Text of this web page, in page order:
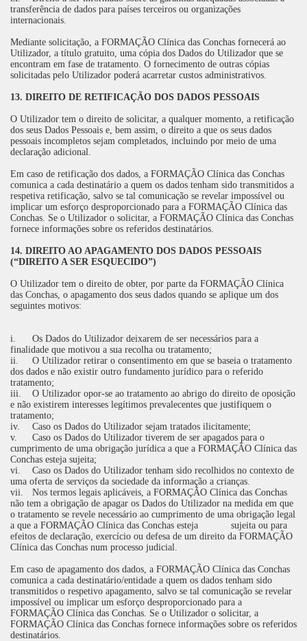
transferência de dados para países terceiros ou organizações
internacionais.
Mediante solicitação, a FORMAÇÃO Clínica das Conchas fornecerá ao
Utilizador, a título gratuito, uma cópia dos Dados do Utilizador que se
encontram em fase de tratamento. O fornecimento de outras cópias
solicitadas pelo Utilizador poderá acarretar custos administrativos.
13. DIREITO DE RETIFICAÇÃO DOS DADOS PESSOAIS
O Utilizador tem o direito de solicitar, a qualquer momento, a retificação
dos seus Dados Pessoais e, bem assim, o direito a que os seus dados
pessoais incompletos sejam completados, incluindo por meio de uma
declaração adicional.
Em caso de retificação dos dados, a FORMAÇÃO Clínica das Conchas
comunica a cada destinatário a quem os dados tenham sido transmitidos a
respetiva retificação, salvo se tal comunicação se revelar impossível ou
implicar um esforço desproporcionado para a FORMAÇÃO Clínica das
Conchas. Se o Utilizador o solicitar, a FORMAÇÃO Clínica das Conchas
fornece informações sobre os referidos destinatários.
14. DIREITO AO APAGAMENTO DOS DADOS PESSOAIS
(“DIREITO A SER ESQUECIDO”)
O Utilizador tem o direito de obter, por parte da FORMAÇÃO Clínica
das Conchas, o apagamento dos seus dados quando se aplique um dos
seguintes motivos:
i.
Os Dados do Utilizador deixarem de ser necessários para a
finalidade que motivou a sua recolha ou tratamento;
ii.
O Utilizador retirar o consentimento em que se baseia o tratamento
dos dados e não existir outro fundamento jurídico para o referido
tratamento;
iii.
O Utilizador opor-se ao tratamento ao abrigo do direito de oposição
e não existirem interesses legítimos prevalecentes que justifiquem o
tratamento;
iv.
Caso os Dados do Utilizador sejam tratados ilicitamente;
v.
Caso os Dados do Utilizador tiverem de ser apagados para o
cumprimento de uma obrigação jurídica a que a FORMAÇÃO Clínica das
Conchas esteja sujeita;
vi.
Caso os Dados do Utilizador tenham sido recolhidos no contexto de
uma oferta de serviços da sociedade da informação a crianças.
vii.
Nos termos legais aplicáveis, a FORMAÇÃO Clínica das Conchas
não tem a obrigação de apagar os Dados do Utilizador na medida em que
o tratamento se revele necessário ao cumprimento de uma obrigação legal
a que a FORMAÇÃO Clínica das Conchas esteja sujeita ou para
efeitos de declaração, exercício ou defesa de um direito da FORMAÇÃO
Clínica das Conchas num processo judicial.
Em caso de apagamento dos dados, a FORMAÇÃO Clínica das Conchas
comunica a cada destinatário/entidade a quem os dados tenham sido
transmitidos o respetivo apagamento, salvo se tal comunicação se revelar
impossível ou implicar um esforço desproporcionado para a
FORMAÇÃO Clínica das Conchas. Se o Utilizador o solicitar, a
FORMAÇÃO Clínica das Conchas fornece informações sobre os referidos
destinatários.